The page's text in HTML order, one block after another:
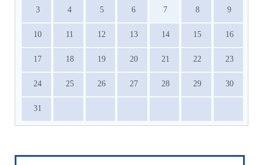
3 4 5 6 7 8 9
10 11 12 13 14 15 16
17 18 19 20 21 22 23
24 25 26 27 28 29 30
31